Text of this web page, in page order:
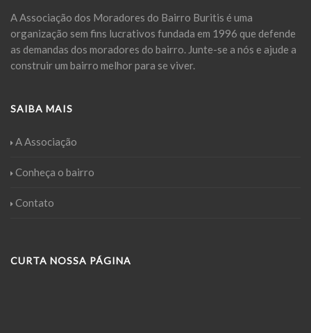
A Associação dos Moradores do Bairro Buritis é uma
organização sem fins lucrativos fundada em 1996 que defende
as demandas dos moradores do bairro. Junte-se a nós e ajude a
construir um bairro melhor para se viver.
SAIBA MAIS
A Associação
Conheça o bairro
Contato
CURTA NOSSA PÁGINA